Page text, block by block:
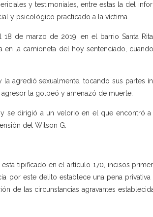
y testimoniales, entre estas la del
y psicológico practicado a la víctima.
18 de marzo de 2019, en el barrio Santa
en la camioneta del hoy sentenciado,
la agredió sexualmente, tocando sus partes
la golpeó y amenazó de muerte.
y se dirigió a un velorio en el que encontró
del Wilson G.
tipificado en el artículo 170, incisos
por este delito establece una pena
de las circunstancias agravantes